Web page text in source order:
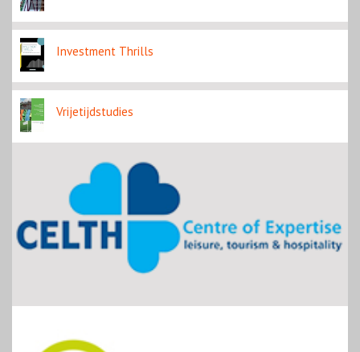
Investment Thrills
Vrijetijdstudies